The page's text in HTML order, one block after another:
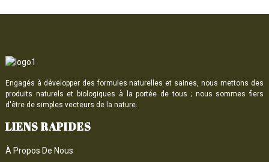
Engagés à développer des formules naturelles et saines, nous mettons des
produits naturels et biologiques à la portée de tous ; nous sommes fiers
d'être de simples vecteurs de la nature.
LIENS RAPIDES
À Propos De Nous